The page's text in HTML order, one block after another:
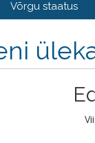
Võrgu staatus